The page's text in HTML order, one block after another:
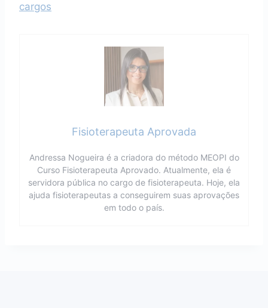
cargos
Fisioterapeuta Aprovada
Andressa Nogueira é a criadora do método MEOPI do
Curso Fisioterapeuta Aprovado. Atualmente, ela é
servidora pública no cargo de fisioterapeuta. Hoje, ela
ajuda fisioterapeutas a conseguirem suas aprovações
em todo o país.